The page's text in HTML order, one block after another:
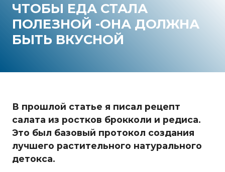
ЧТОБЫ ЕДА СТАЛА
ПОЛЕЗНОЙ -ОНА ДОЛЖНА
БЫТЬ ВКУСНОЙ
В прошлой статье я писал рецепт
салата из ростков брокколи и редиса.
Это был базовый протокол создания
лучшего растительного натурального
детокса.